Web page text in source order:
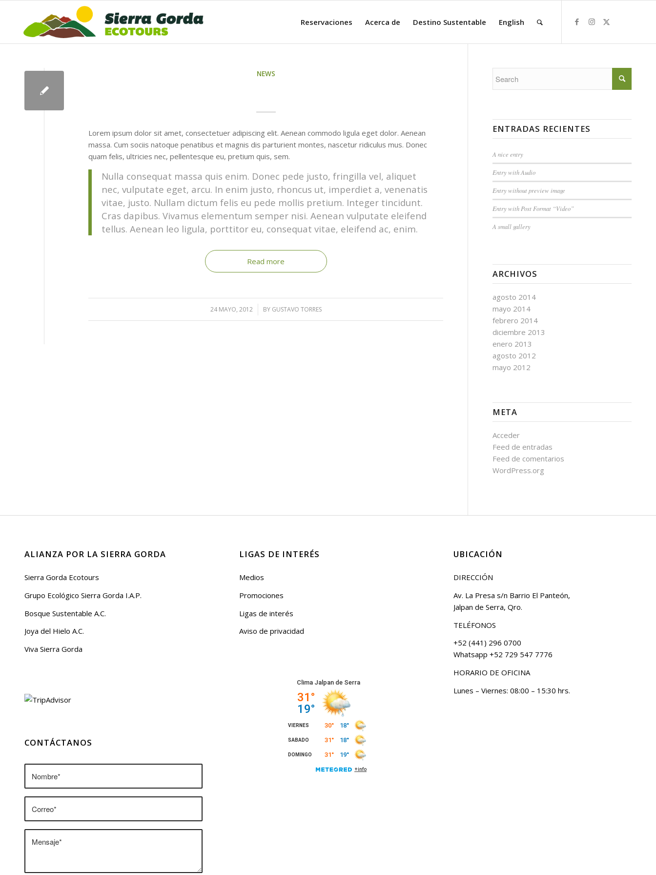
Reservaciones Acerca de Destino Sustentable English
NEWS
Lorem ipsum dolor sit amet, consectetuer adipiscing elit. Aenean commodo ligula eget dolor. Aenean
massa. Cum sociis natoque penatibus et magnis dis parturient montes, nascetur ridiculus mus. Donec
quam felis, ultricies nec, pellentesque eu, pretium quis, sem.
Nulla consequat massa quis enim. Donec pede justo, fringilla vel, aliquet
nec, vulputate eget, arcu. In enim justo, rhoncus ut, imperdiet a, venenatis
vitae, justo. Nullam dictum felis eu pede mollis pretium. Integer tincidunt.
Cras dapibus. Vivamus elementum semper nisi. Aenean vulputate eleifend
tellus. Aenean leo ligula, porttitor eu, consequat vitae, eleifend ac, enim.
Read more
24 MAYO, 2012
/ BY GUSTAVO TORRES
ENTRADAS RECIENTES
A nice entry
Entry with Audio
Entry without preview image
Entry with Post Format “Video”
A small gallery
ARCHIVOS
agosto 2014
mayo 2014
febrero 2014
diciembre 2013
enero 2013
agosto 2012
mayo 2012
META
Acceder
Feed de entradas
Feed de comentarios
WordPress.org
ALIANZA POR LA SIERRA GORDA
Sierra Gorda Ecotours
Grupo Ecológico Sierra Gorda I.A.P.
Bosque Sustentable A.C.
Joya del Hielo A.C.
Viva Sierra Gorda
CONTÁCTANOS
LIGAS DE INTERÉS
Medios
Promociones
Ligas de interés
Aviso de privacidad
UBICACIÓN
DIRECCIÓN
Av. La Presa s/n Barrio El Panteón,
Jalpan de Serra, Qro.
TELÉFONOS
+52 (441) 296 0700
Whatsapp +52 729 547 7776
HORARIO DE OFICINA
Lunes – Viernes: 08:00 – 15:30 hrs.